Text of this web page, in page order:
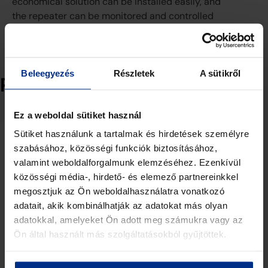
Beleegyezés Részletek A sütikről
Ez a weboldal sütiket használ
Sütiket használunk a tartalmak és hirdetések személyre
szabásához, közösségi funkciók biztosításához,
valamint weboldalforgalmunk elemzéséhez. Ezenkívül
közösségi média-, hirdető- és elemező partnereinkkel
megosztjuk az Ön weboldalhasználatra vonatkozó
adatait, akik kombinálhatják az adatokat más olyan
adatokkal, amelyeket Ön adott meg számukra vagy az
Ön által használt más szolgáltatásokból gyűjtöttek.
the repeater can be monitored and controlled
using the provided remote-control software.
Related products